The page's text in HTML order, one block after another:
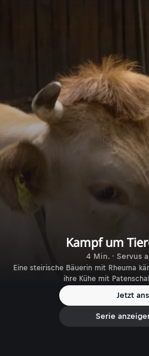
Kampf um
4 Min. · Servus
Eine steirische Bäuerin mit Rheuma
ihre Kühe mit
Jetzt
Serie